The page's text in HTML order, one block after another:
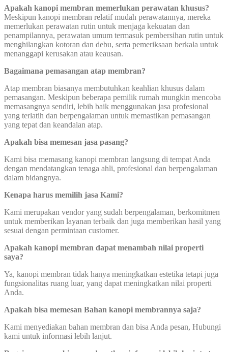
Apakah kanopi membran memerlukan perawatan khusus?
Meskipun kanopi membran relatif mudah perawatannya, mereka
memerlukan perawatan rutin untuk menjaga kekuatan dan
penampilannya, perawatan umum termasuk pembersihan rutin untuk
menghilangkan kotoran dan debu, serta pemeriksaan berkala untuk
menanggapi kerusakan atau keausan.
Bagaimana pemasangan atap membran?
Atap membran biasanya membutuhkan keahlian khusus dalam
pemasangan. Meskipun beberapa pemilik rumah mungkin mencoba
memasangnya sendiri, lebih baik menggunakan jasa profesional
yang terlatih dan berpengalaman untuk memastikan pemasangan
yang tepat dan keandalan atap.
Apakah bisa memesan jasa pasang?
Kami bisa memasang kanopi membran langsung di tempat Anda
dengan mendatangkan tenaga ahli, profesional dan berpengalaman
dalam bidangnya.
Kenapa harus memilih jasa Kami?
Kami merupakan vendor yang sudah berpengalaman, berkomitmen
untuk memberikan layanan terbaik dan juga memberikan hasil yang
sesuai dengan permintaan customer.
Apakah kanopi membran dapat menambah nilai properti
saya?
Ya, kanopi membran tidak hanya meningkatkan estetika tetapi juga
fungsionalitas ruang luar, yang dapat meningkatkan nilai properti
Anda.
Apakah bisa memesan Bahan kanopi membrannya saja?
Kami menyediakan bahan membran dan bisa Anda pesan, Hubungi
kami untuk informasi lebih lanjut.